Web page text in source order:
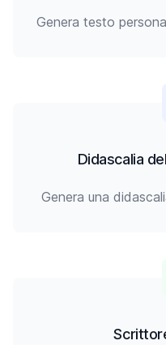
Genera testo
Didascalia
Genera una